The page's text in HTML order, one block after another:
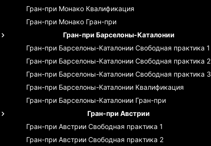
Гран-при Монако Квалификация
Гран-при Монако Гран-при
Гран-при Барселоны-Каталонии
Гран-при Барселоны-Каталонии Свободная практика 1
Гран-при Барселоны-Каталонии Свободная практика 2
Гран-при Барселоны-Каталонии Свободная практика 3
Гран-при Барселоны-Каталонии Квалификация
Гран-при Барселоны-Каталонии Гран-при
Гран-при Австрии
Гран-при Австрии Свободная практика 1
Гран-при Австрии Свободная практика 2